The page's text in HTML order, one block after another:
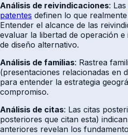
Análisis de reivindicaciones: Las
patentes definen lo que
Entender el alcance de las
evaluar la libertad de operación
de diseño alternativo.
Análisis de familias: Rastrea
(presentaciones relacionadas en
para entender la estrategia
compromiso.
Análisis de citas: Las citas
posteriores que citan esta)
anteriores revelan los